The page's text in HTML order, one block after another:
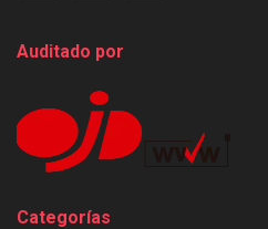
Auditado por
Categorías